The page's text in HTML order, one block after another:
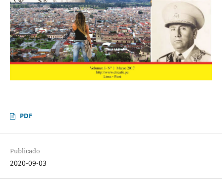
PDF
Publicado
2020-09-03